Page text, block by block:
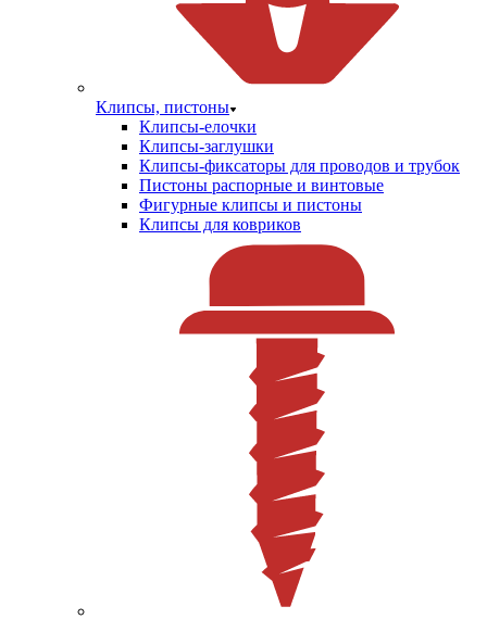
Клипсы, пистоны
Клипсы-елочки
Клипсы-заглушки
Клипсы-фиксаторы для проводов и трубок
Пистоны распорные и винтовые
Фигурные клипсы и пистоны
Клипсы для ковриков